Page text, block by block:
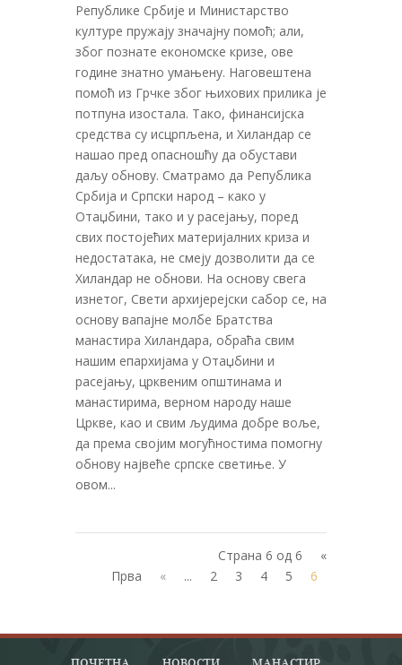
Републике Србије и Министарство
културе пружају значајну помоћ; али,
због познате економске кризе, ове
године знатно умањену. Наговештена
помоћ из Грчке због њихових прилика је
потпуна изостала. Тако, финансијска
средства су исцрпљена, и Хиландар се
нашао пред опасношћу да обустави
даљу обнову. Сматрамо да Република
Србија и Српски народ – како у
Отаџбини, тако и у расејању, поред
свих постојећих материјалних криза и
недостатака, не смеју дозволити да се
Хиландар не обнови. На основу свега
изнетог, Свети архијерејски сабор се, на
основу вапајне молбе Братства
манастира Хиландара, обраћа свим
нашим епархијама у Отаџбини и
расејању, црквеним општинама и
манастирима, верном народу наше
Цркве, као и свим људима добре воље,
да према својим могућностима помогну
обнову највеће српске светиње. У
овом...
Страна 6 од 6
«
Прва
« ... 2 3 4 5 6